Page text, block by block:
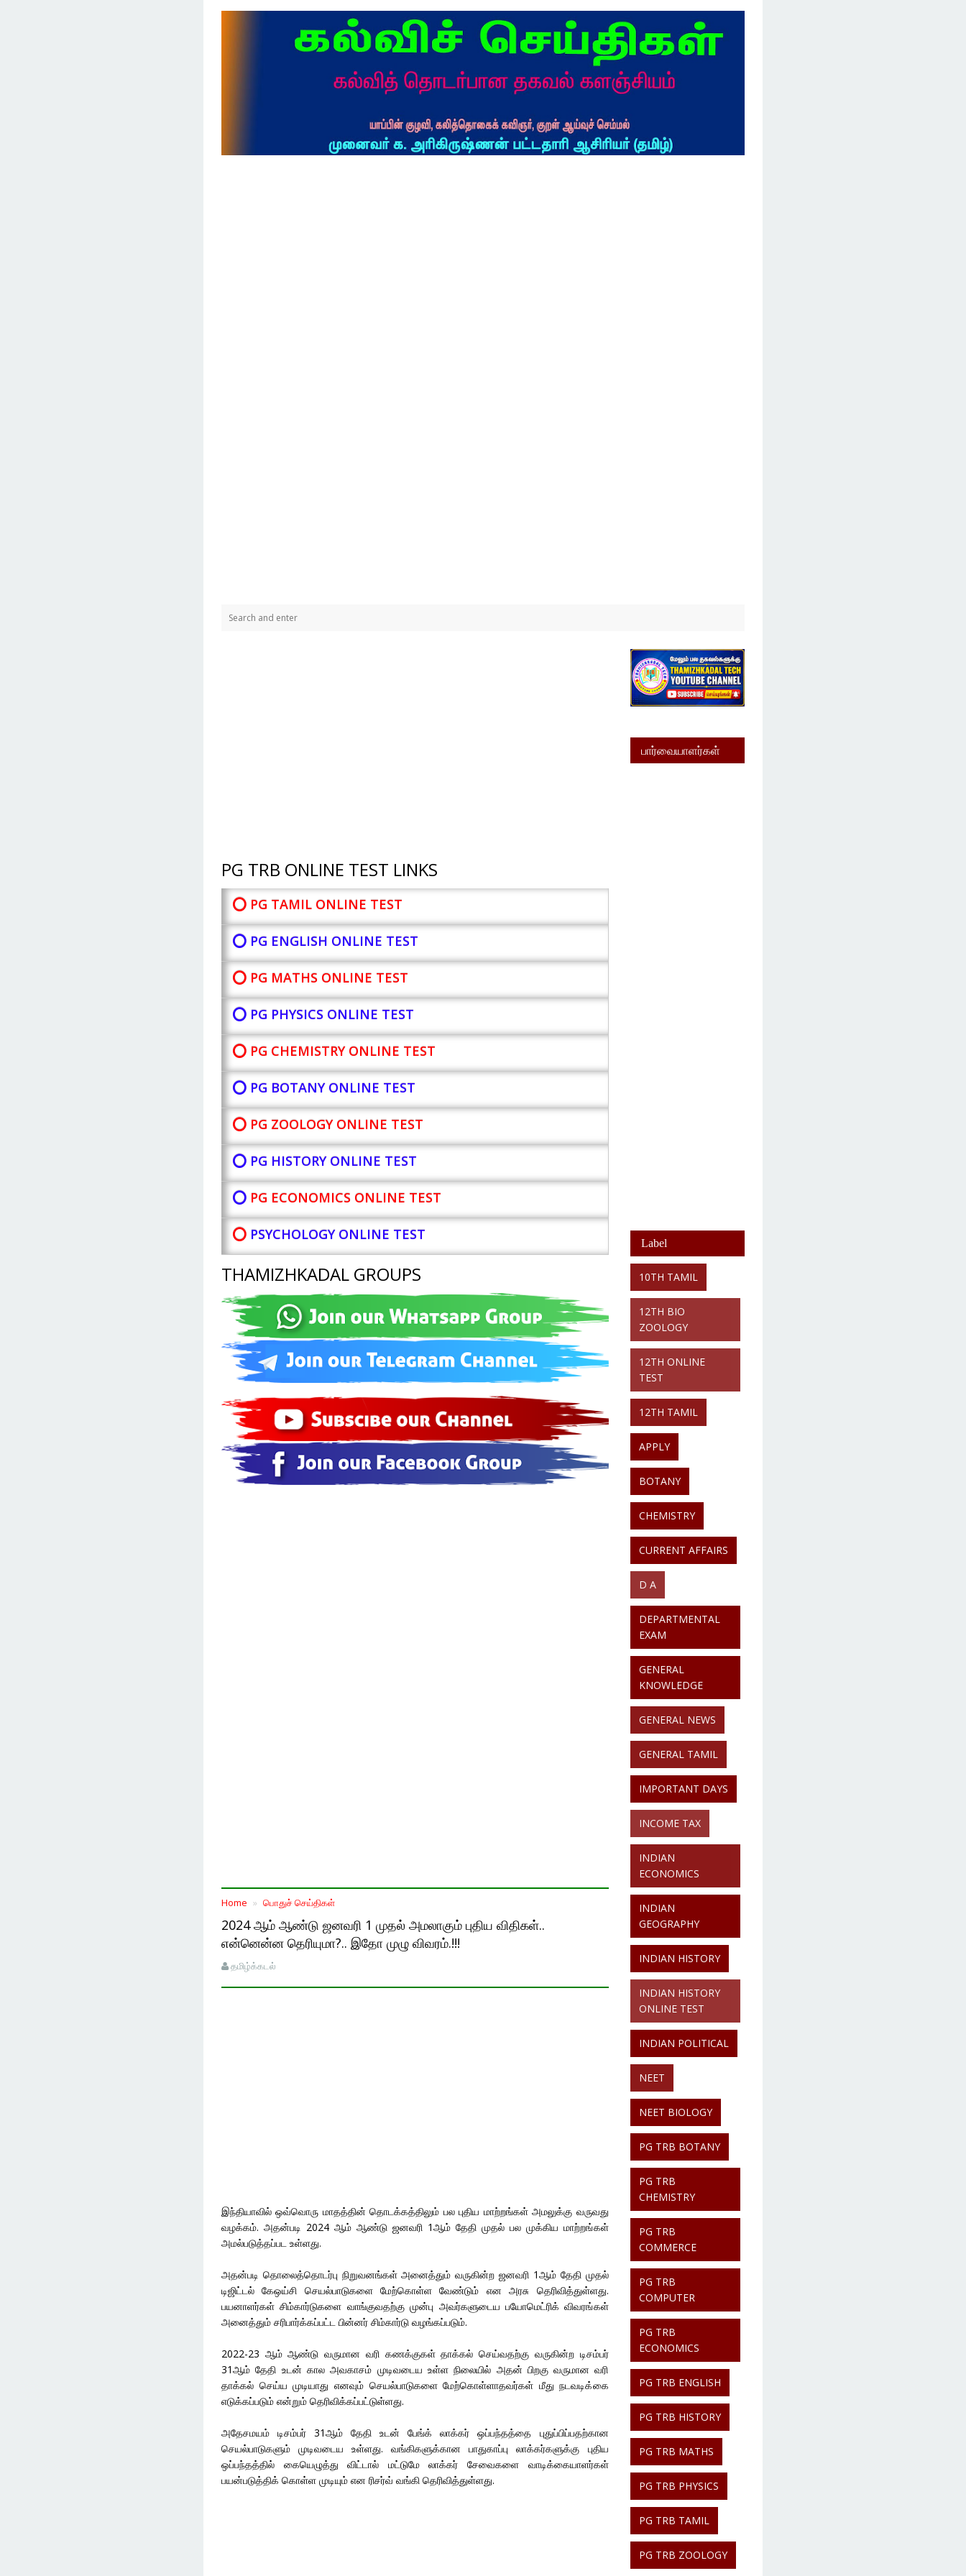
PG TRB ONLINE TEST LINKS
⭕ PG TAMIL ONLINE TEST
⭕ PG ENGLISH ONLINE TEST
⭕ PG MATHS ONLINE TEST
⭕ PG PHYSICS ONLINE TEST
⭕ PG CHEMISTRY ONLINE TEST
⭕ PG BOTANYONLINE TEST
⭕ PG ZOOLOGY ONLINE TEST
⭕ PG HISTORY ONLINE TEST
⭕ PG ECONOMICS ONLINE TEST
⭕ PSYCHOLOGY ONLINE TEST
THAMIZHKADAL GROUPS
Home பொதுச் செய்திகள்
2024 ஆம் ஆண்டு ஜனவரி 1 முதல் அமலாகும் புதிய விதிகள்..
என்னென்ன தெரியுமா?.. இதோ முழு விவரம்.!!!
தமிழ்க்கடல்
இந்தியாவில் ஒவ்வொரு மாதத்தின் தொடக்கத்திலும் பல புதிய மாற்றங்கள் அமலுக்கு வருவது
வழக்கம். அதன்படி 2024 ஆம் ஆண்டு ஜனவரி 1ஆம் தேதி முதல் பல முக்கிய மாற்றங்கள்
அமல்படுத்தப்பட உள்ளது.
அதன்படி தொலைத்தொடர்பு நிறுவனங்கள் அனைத்தும் வருகின்ற ஜனவரி 1ஆம் தேதி முதல்
டிஜிட்டல் கேஒய்சி செயல்பாடுகளை மேற்கொள்ள வேண்டும் என அரசு தெரிவித்துள்ளது.
பயனாளர்கள் சிம்கார்டுகளை வாங்குவதற்கு முன்பு அவர்களுடைய பயோமெட்ரிக் விவரங்கள்
அனைத்தும் சரிபார்க்கப்பட்ட பின்னர் சிம்கார்டு வழங்கப்படும்.
2022-23 ஆம் ஆண்டு வருமான வரி கணக்குகள் தாக்கல் செய்வதற்கு வருகின்ற டிசம்பர்
31ஆம் தேதி உடன் கால அவகாசம் முடிவடைய உள்ள நிலையில் அதன் பிறகு வருமான வரி
தாக்கல் செய்ய முடியாது எனவும் செயல்பாடுகளை மேற்கொள்ளாதவர்கள் மீது நடவடிக்கை
எடுக்கப்படும் என்றும் தெரிவிக்கப்பட்டுள்ளது.
அதேசமயம் டிசம்பர் 31ஆம் தேதி உடன் பேங்க் லாக்கர் ஒப்பந்தத்தை புதுப்பிப்பதற்கான
செயல்பாடுகளும் முடிவடைய உள்ளது. வங்கிகளுக்கான பாதுகாப்பு லாக்கர்களுக்கு புதிய
ஒப்பந்தத்தில் கையெழுத்து விட்டால் மட்டுமே லாக்கர் சேவைகளை வாடிக்கையாளர்கள்
பயன்படுத்திக் கொள்ள முடியும் என ரிசர்வ் வங்கி தெரிவித்துள்ளது.
பார்வையாளர்கள்
Label
10TH TAMIL
12TH BIO
ZOOLOGY
12TH ONLINE
TEST
12TH TAMIL
APPLY
BOTANY
CHEMISTRY
CURRENT AFFAIRS
D A
DEPARTMENTAL
EXAM
GENERAL
KNOWLEDGE
GENERAL NEWS
GENERAL TAMIL
IMPORTANT DAYS
INCOME TAX
INDIAN
ECONOMICS
INDIAN
GEOGRAPHY
INDIAN HISTORY
INDIAN HISTORY
ONLINE TEST
INDIAN POLITICAL
NEET
NEET BIOLOGY
PG TRB BOTANY
PG TRB
CHEMISTRY
PG TRB
COMMERCE
PG TRB
COMPUTER
PG TRB
ECONOMICS
PG TRB ENGLISH
PG TRB HISTORY
PG TRB MATHS
PG TRB PHYSICS
PG TRB TAMIL
PG TRB ZOOLOGY